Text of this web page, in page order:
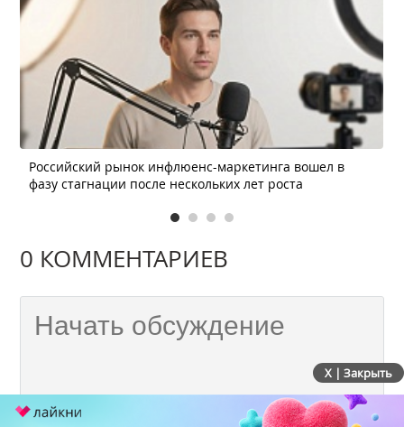
Российский рынок инфлюенс-маркетинга вошел в
фазу стагнации после нескольких лет роста
0 КОММЕНТАРИЕВ
X | Закрыть